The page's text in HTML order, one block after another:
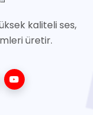
kaliteli ses,
üretir.